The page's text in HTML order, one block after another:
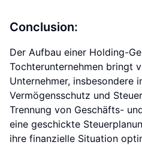
Conclusion:
Der Aufbau einer Holding-
Tochterunternehmen bringt
Unternehmer, insbesondere
Vermögensschutz und
Trennung von Geschäfts-
eine geschickte
ihre finanzielle Situation